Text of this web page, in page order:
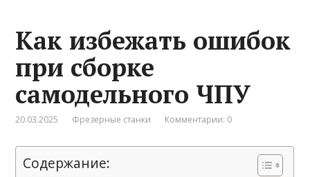
Как избежать ошибок
при сборке
самодельного ЧПУ
20.03.2025 Фрезерные станки Комментарии: 0
Содержание: